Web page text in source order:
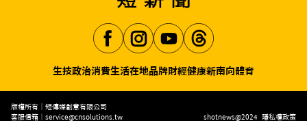
Aa
生技政治消費生活在地品牌財經健康新南向體育
版權所有｜短傳媒創意有限公司
客服信箱｜ service@cnsolutions.tw shotnews@2024 隱私權政策